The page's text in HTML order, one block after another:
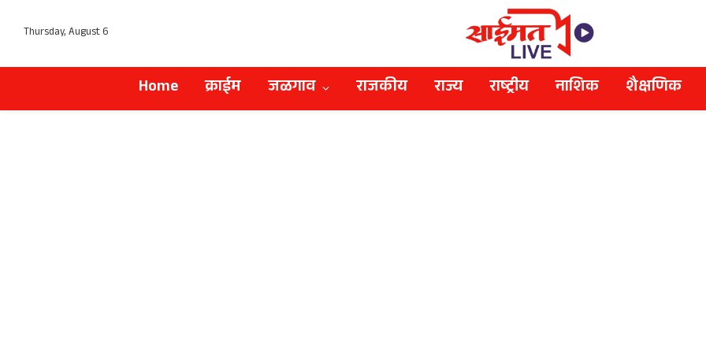
Thursday, August 6
Home क्राईम जळगाव राजकीय राज्य राष्ट्रीय नाशिक शैक्षणिक